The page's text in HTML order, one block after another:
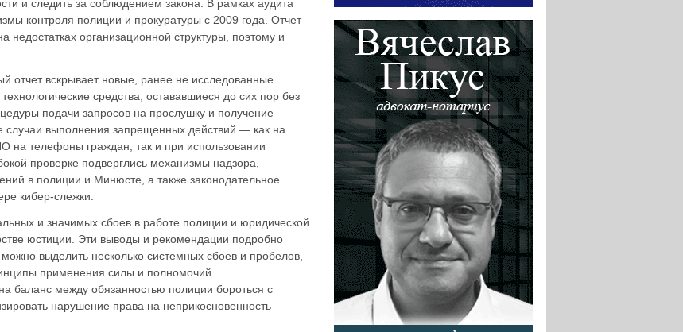
и следить за соблюдением закона. В рамках аудита
контроля полиции и прокуратуры с 2009 года. Отчет
недостатках организационной структуры, поэтому и
отчет вскрывает новые, ранее не исследованные
средства, остававшиеся до сих пор без
подачи запросов на прослушку и получение
выполнения запрещенных действий — как на
на телефоны граждан, так и при использовании
проверке подверглись механизмы надзора,
в полиции и Минюсте, а также законодательное
кибер-слежки.
и значимых сбоев в работе полиции и юридической
юстиции. Эти выводы и рекомендации подробно
выделить несколько системных сбоев и пробелов,
применения силы и полномочий
баланс между обязанностью полиции бороться с
нарушение права на неприкосновенность